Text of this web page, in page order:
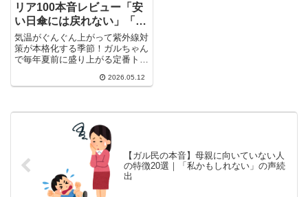
リア100本音レビュー「安
い日傘には戻れない」「10
年使えた」
気温がぐんぐん上がって紫外線対
策が本格化する季節！ガルちゃん
で毎年夏前に盛り上がる定番トピ
2026.05.12
【ガル民の本音】母親に向いていない人
の特徴20選｜「私かもしれない」の声続
出